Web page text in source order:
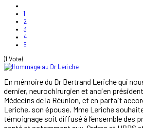
1
2
3
4
5
(1 Vote)
En mémoire du Dr Bertrand Leriche qui
dernier, neurochirurgien et ancien président
Médecins de la Réunion, et en parfait
Leriche, son épouse. Mme Leriche
témoignage soit diffusé à l’ensemble des